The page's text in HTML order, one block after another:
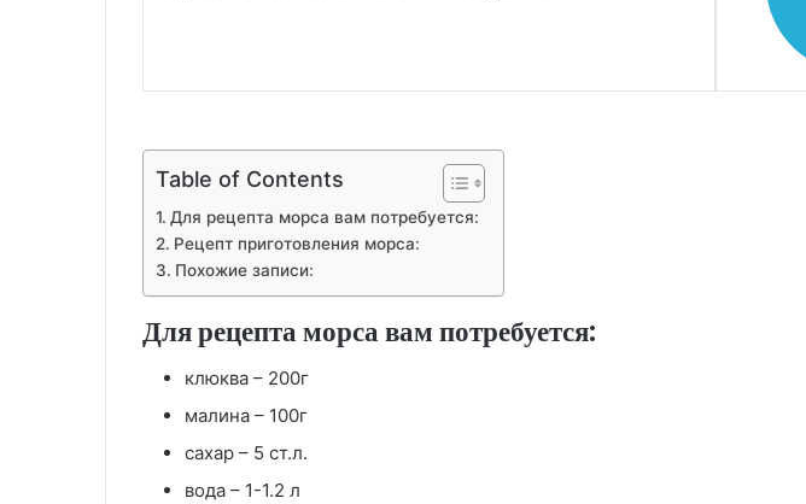
Table of Contents
Для рецепта морса вам потребуется:
Рецепт приготовления морса:
Похожие записи:
Для рецепта морса вам потребуется:
клюква – 200г
малина – 100г
сахар – 5 ст.л.
вода – 1-1.2 л